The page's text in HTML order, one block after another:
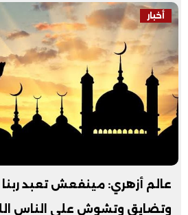
أخبار
عالم أزهري: مينفعش تعبد
وتضايق وتشوش على الناس